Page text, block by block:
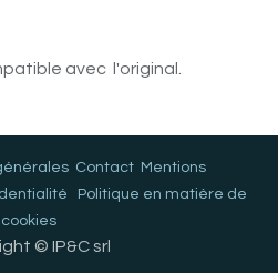
avec l'original.
Contact Mentions
Politique en matière de
cookies
© IP&C srl